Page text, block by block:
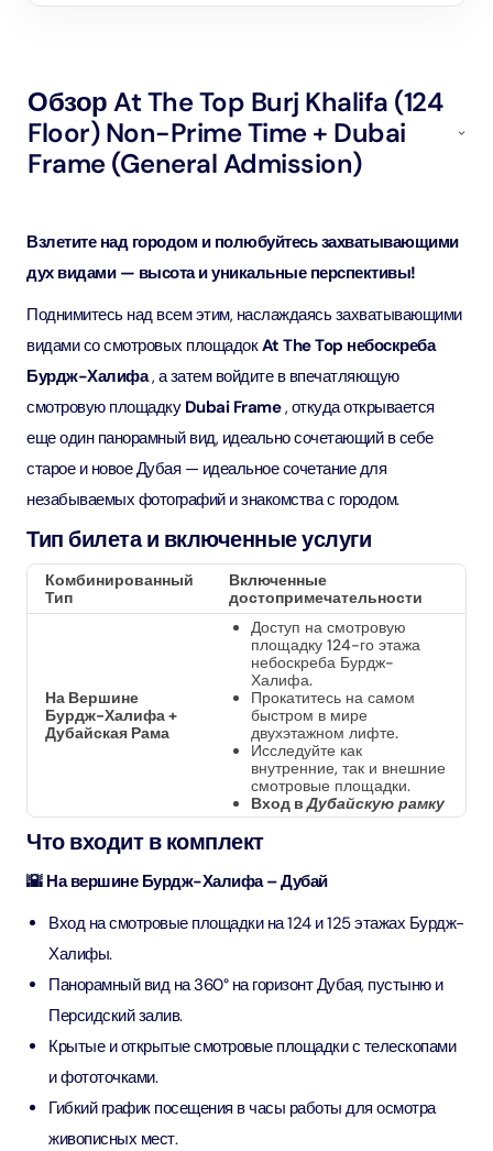
Обзор At The Top Burj Khalifa (124
Floor) Non-Prime Time + Dubai
Frame (General Admission)
Взлетите над городом и полюбуйтесь захватывающими
дух видами — высота и уникальные перспективы!
Поднимитесь над всем этим, наслаждаясь захватывающими
видами со смотровых площадокAt The Top небоскреба
Бурдж-Халифа, а затем войдите в впечатляющую
смотровую площадку Dubai Frame, откуда открывается
еще один панорамный вид, идеально сочетающий в себе
старое и новое Дубая — идеальное сочетание для
незабываемых фотографий и знакомства с городом.
Тип билета и включенные услуги
Комбинированный
Тип
Включенные
достопримечательности
На Вершине
Бурдж-Халифа +
Дубайская Рама
Доступ на смотровую
площадку 124-го этажа
небоскреба Бурдж-
Халифа.
Прокатитесь на самом
быстром в мире
двухэтажном лифте.
Исследуйте как
внутренние, так и внешние
смотровые площадки.
Вход вДубайскую рамку
Что входит в комплект
🌇 На вершине Бурдж-Халифа – Дубай
Вход на смотровые площадки на 124 и 125 этажах Бурдж-
Халифы.
Панорамный вид на 360° на горизонт Дубая, пустыню и
Персидский залив.
Крытые и открытые смотровые площадки с телескопами
и фототочками.
Гибкий график посещения в часы работы для осмотра
живописных мест.